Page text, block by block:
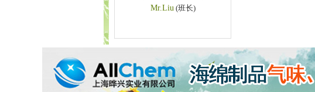
Mr.Liu(班长)